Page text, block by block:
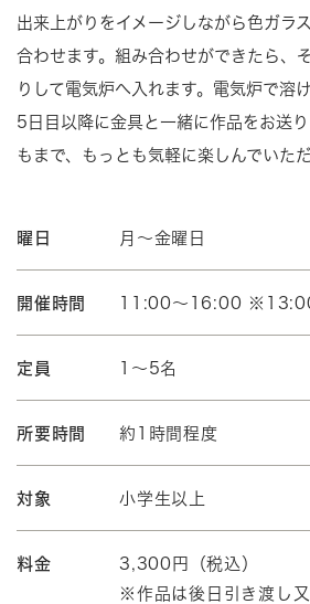
出来上がりをイメージしながら色ガラ
合わせます。組み合わせができたら、
りして電気炉へ入れます。電気炉で溶
5日目以降に金具と一緒に作品をお送
もまで、もっとも気軽に楽しんでいた
曜日 月～金曜日
開催時間 11:00～16:00
定員 1～5名
所要時間 約1時間程度
対象 小学生以上
料金
3,300円（税込）
※作品は後日引き渡し